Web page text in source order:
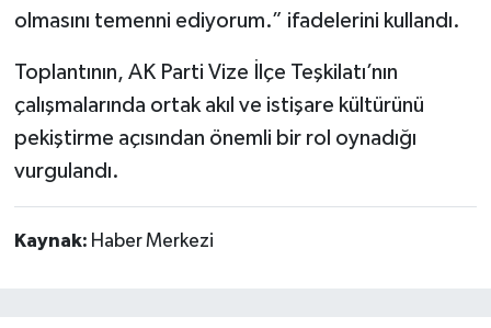
olmasını temenni ediyorum.” ifadelerini kullandı.
Toplantının, AK Parti Vize İlçe Teşkilatı’nın
çalışmalarında ortak akıl ve istişare kültürünü
pekiştirme açısından önemli bir rol oynadığı
vurgulandı.
Kaynak: Haber Merkezi